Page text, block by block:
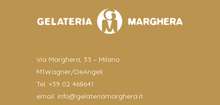
Via Marghera, 33 – Milano
M1Wagner/DeAngeli
Tel. +39 02 468641
email: info@gelateriamarghera.it